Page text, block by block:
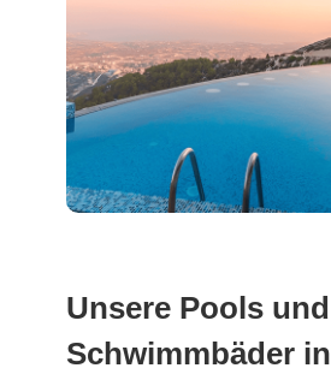
Unsere Pools und
Schwimmbäder in